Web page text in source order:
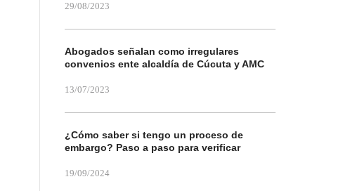
29/08/2023
Abogados señalan como irregulares
convenios ente alcaldía de Cúcuta y AMC
13/07/2023
¿Cómo saber si tengo un proceso de
embargo? Paso a paso para verificar
19/09/2024